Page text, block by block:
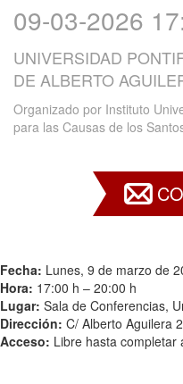
09-03-2026
UNIVERSIDAD
DE ALBERTO
Organizado por Instituto
para las Causas de los
Fecha: Lunes, 9 de marzo de
Hora: 17:00 h – 20:00 h
Lugar: Sala de Conferencias,
Dirección: C/ Alberto Aguilera
Acceso: Libre hasta completar